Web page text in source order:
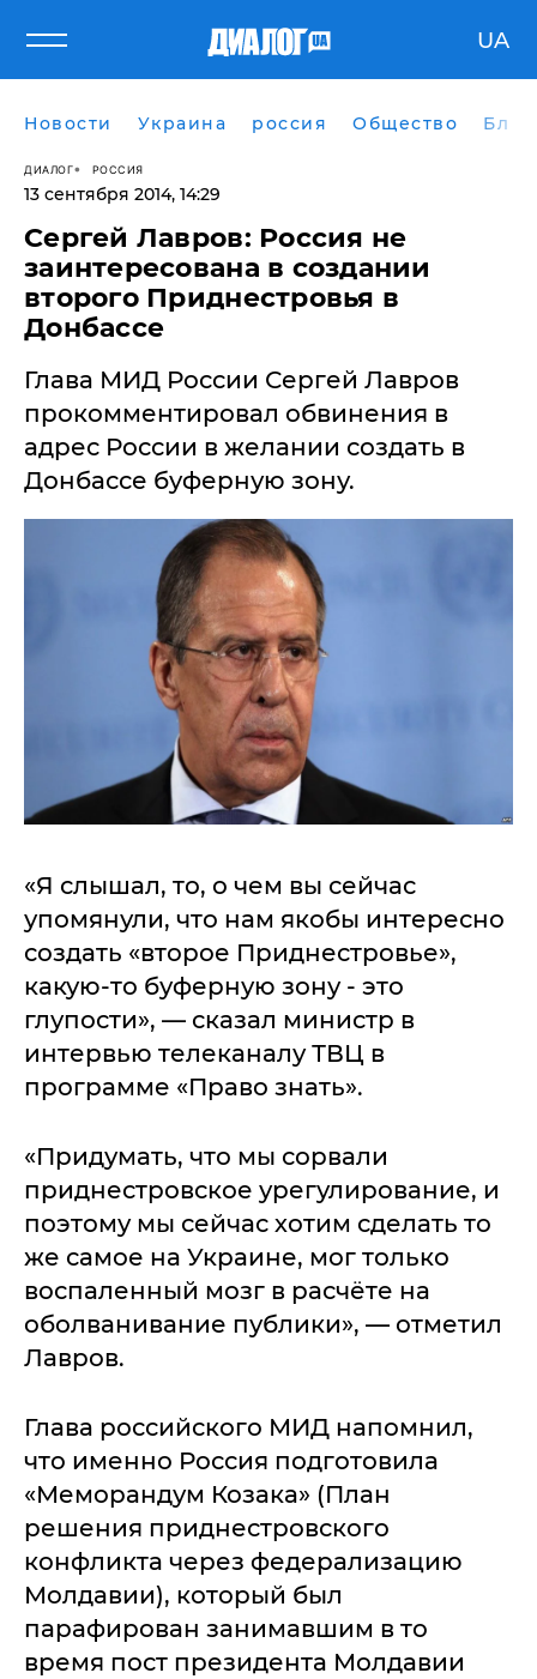
UA
Новости Украина россия Общество
ДИАЛОГ РОССИЯ
13 сентября 2014, 14:29
Сергей Лавров: Россия не
заинтересована в создании
второго Приднестровья в
Донбассе
Глава МИД России Сергей Лавров
прокомментировал обвинения в
адрес России в желании создать в
Донбассе буферную зону.
«Я слышал, то, о чем вы сейчас
упомянули, что нам якобы интересно
создать «второе Приднестровье»,
какую-то буферную зону - это
глупости», — сказал министр в
интервью телеканалу ТВЦ в
программе «Право знать».
«Придумать, что мы сорвали
приднестровское урегулирование, и
поэтому мы сейчас хотим сделать то
же самое на Украине, мог только
воспаленный мозг в расчёте на
оболванивание публики», — отметил
Лавров.
Глава российского МИД напомнил,
что именно Россия подготовила
«Меморандум Козака» (План
решения приднестровского
конфликта через федерализацию
Молдавии), который был
парафирован занимавшим в то
время пост президента Молдавии